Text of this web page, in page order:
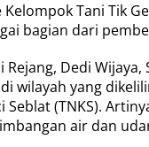
Tani Tik
bagian dari
Rejang, Dedi
wilayah yang
Seblat (TNKS).
air dan